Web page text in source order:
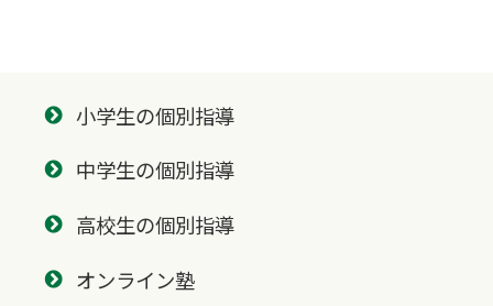
小学生の個別指導
中学生の個別指導
高校生の個別指導
オンライン塾